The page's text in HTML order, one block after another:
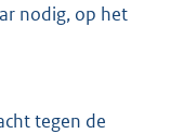
nodig, op het
tegen de